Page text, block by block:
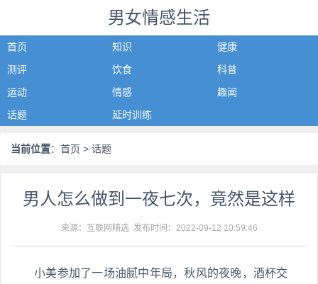
男女情感生活
首页 知识
健康
测评
饮食
科普
运动
情感
趣闻
话题
延时训练
当前位置： 首页 > 话题
男人怎么做到一夜七次，竟然是这样
来源：互联网精选 发布时间： 2022-09-12 10:59:46
小美参加了一场油腻中年局，秋风的夜晚，酒杯交